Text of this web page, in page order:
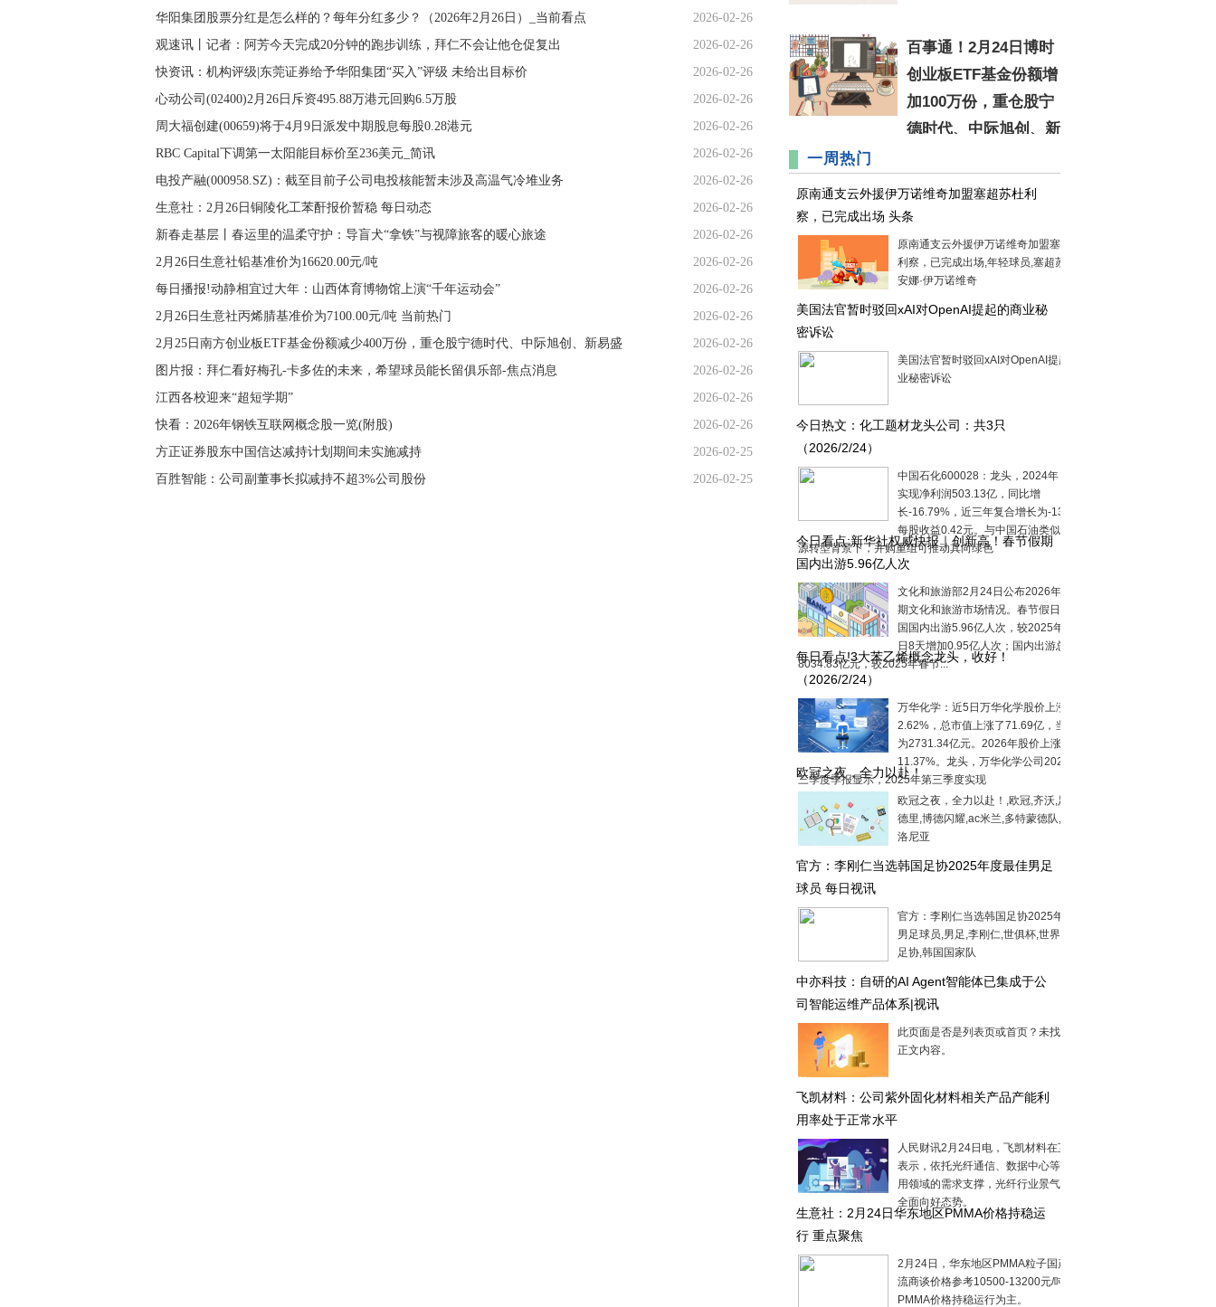
华阳集团股票分红是怎么样的？每年分红多少？（2026年2月26日）_当前看点
2026-02-26
观速讯丨记者：阿芳今天完成20分钟的跑步训练，拜仁不会让他仓促复出
2026-02-26
快资讯：机构评级|东莞证券给予华阳集团“买入”评级 未给出目标价
2026-02-26
心动公司(02400)2月26日斥资495.88万港元回购6.5万股
2026-02-26
周大福创建(00659)将于4月9日派发中期股息每股0.28港元
2026-02-26
RBC Capital下调第一太阳能目标价至236美元_简讯
2026-02-26
电投产融(000958.SZ)：截至目前子公司电投核能暂未涉及高温气冷堆业务
2026-02-26
生意社：2月26日铜陵化工苯酐报价暂稳 每日动态
2026-02-26
新春走基层丨春运里的温柔守护：导盲犬“拿铁”与视障旅客的暖心旅途
2026-02-26
2月26日生意社铅基准价为16620.00元/吨
2026-02-26
每日播报!动静相宜过大年：山西体育博物馆上演“千年运动会”
2026-02-26
2月26日生意社丙烯腈基准价为7100.00元/吨 当前热门
2026-02-26
2月25日南方创业板ETF基金份额减少400万份，重仓股宁德时代、中际旭创、新易盛
2026-02-26
图片报：拜仁看好梅孔-卡多佐的未来，希望球员能长留俱乐部-焦点消息
2026-02-26
江西各校迎来“超短学期”
2026-02-26
快看：2026年钢铁互联网概念股一览(附股)
2026-02-26
方正证券股东中国信达减持计划期间未实施减持
2026-02-25
百胜智能：公司副董事长拟减持不超3%公司股份
2026-02-25
百事通！2月24日博时
创业板ETF基金份额增
加100万份，重仓股宁
德时代、中际旭创、新
易盛一周热门
原南通支云外援伊万诺维奇加盟塞超苏杜利
察，已完成出场 头条
原南通支云外援伊万诺维奇加盟塞超苏杜
利察，已完成出场,年轻球员,塞超苏杜利察,
安娜·伊万诺维奇
美国法官暂时驳回xAI对OpenAI提起的商业秘
密诉讼
美国法官暂时驳回xAI对OpenAI提起的商
业秘密诉讼
今日热文：化工题材龙头公司：共3只
（2026/2/24）
中国石化600028：龙头，2024年，公司
实现净利润503.13亿，同比增
长-16.79%，近三年复合增长为-13.4%；
每股收益0.42元。与中国石油类似，在能
源转型背景下，并购重组可推动其向绿色
今日看点:新华社权威快报｜创新高！春节假期
国内出游5.96亿人次
文化和旅游部2月24日公布2026年春节假
期文化和旅游市场情况。春节假日9天，全
国国内出游5.96亿人次，较2025年春节假
日8天增加0.95亿人次；国内出游总花费
8034.83亿元，较2025年春节...
每日看点!3大苯乙烯概念龙头，收好！
（2026/2/24）
万华化学：近5日万华化学股价上涨
2.62%，总市值上涨了71.69亿，当前市值
为2731.34亿元。2026年股价上涨
11.37%。龙头，万华化学公司2025年第
三季度季报显示，2025年第三季度实现
欧冠之夜，全力以赴！
欧冠之夜，全力以赴！,欧冠,齐沃,足球,马
德里,博德闪耀,ac米兰,多特蒙德队,米兰博
洛尼亚
官方：李刚仁当选韩国足协2025年度最佳男足
球员 每日视讯
官方：李刚仁当选韩国足协2025年度最佳
男足球员,男足,李刚仁,世俱杯,世界杯,韩国
足协,韩国国家队
中亦科技：自研的AI Agent智能体已集成于公
司智能运维产品体系|视讯
此页面是否是列表页或首页？未找到合适
正文内容。
飞凯材料：公司紫外固化材料相关产品产能利
用率处于正常水平
人民财讯2月24日电，飞凯材料在互动平台
表示，依托光纤通信、数据中心等核心应
用领域的需求支撑，光纤行业景气度呈现
全面向好态势。
生意社：2月24日华东地区PMMA价格持稳运
行 重点聚焦
2月24日，华东地区PMMA粒子国产货源主
流商谈价格参考10500-13200元/吨，目前
PMMA价格持稳运行为主。